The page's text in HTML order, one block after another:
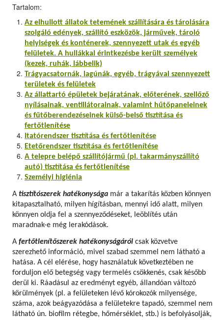
Tartalom:
Az elhullott állatok tetemének szállítására és tárolására
szolgáló edények, szállító eszközök, járművek, tároló
helyiségek és konténerek, szennyezett utak és egyéb
felületek. A hullákkal érintkezésbe került személyek
(kezek, ruhák, lábbelik)
Trágyacsatornák, lagúnák, egyéb, trágyával szennyezett
területek és felületek
Az állattartó épületek bejáratának, előterének, szellőző
nyílásainak, ventillátorainak, valamint hűtőpaneleinek
és fűtőberendezéseinek külső-belső tisztítása és
fertőtlenítése
Itatórendszer tisztítása és fertőtlenítése
Etetőrendszer tisztítása és fertőtlenítése
A telepre belépő szállítójármű (pl. takarmányszállító
autó) tisztítása és fertőtlenítése
Személyi higiénia
A tisztítószerek hatékonysága már a takarítás közben könnyen
kitapasztalható, milyen hígításban, mennyi idő alatt, milyen
könnyen oldja fel a szennyeződéseket, leöblítés után
maradnak-e még lerakódások.
A fertőtlenítőszerek hatékonyságáról csak közvetve
szerezhető információ, mivel szabad szemmel nem látható a
hatása. A cél elérése, hogy használatuk következtében ne
forduljon elő betegség vagy termelés csökkenés, csak később
derül ki. Ráadásul az eredményt egyéb, állandóan változó
körülmények (pl. a felületeken lévő kórokozók milyensége,
száma, azok beágyazódása a felületekre tapadó, szemmel nem
látható ún. biofilm rétegbe, hőmérséklet, stb.) is befolyásolják,